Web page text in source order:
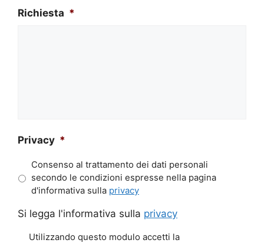
Richiesta *
Privacy *
Consenso al trattamento dei dati personali
secondo le condizioni espresse nella pagina
d'informativa sulla privacy
Si legga l'informativa sulla privacy
Utilizzando questo modulo accetti la